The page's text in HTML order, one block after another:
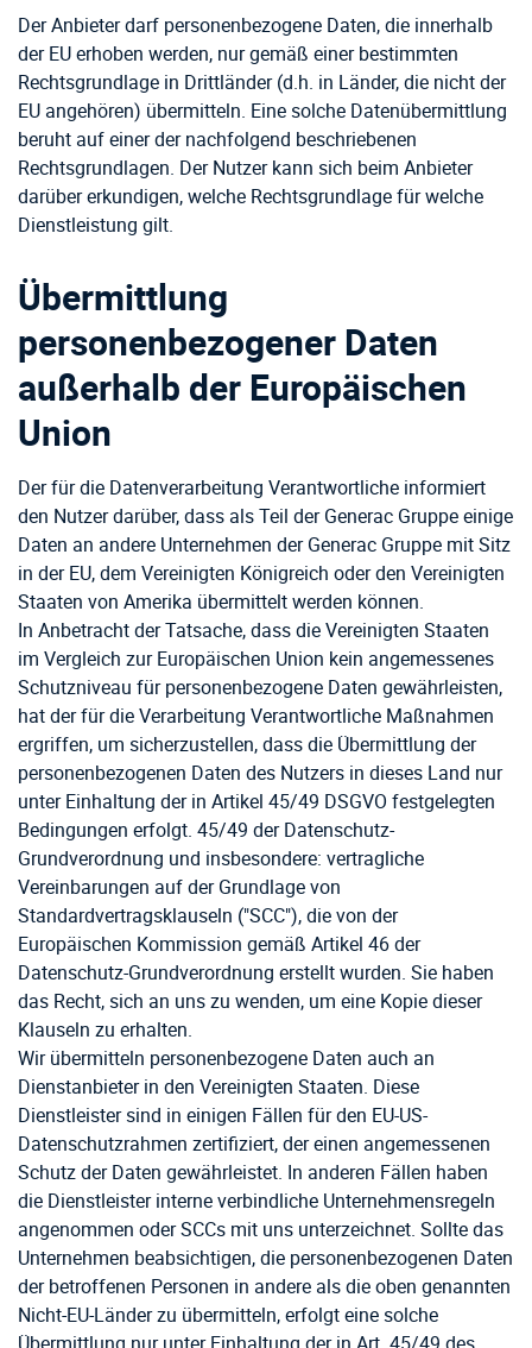
Der Anbieter darf personenbezogene Daten, die innerhalb
der EU erhoben werden, nur gemäß einer bestimmten
Rechtsgrundlage in Drittländer (d.h. in Länder, die nicht der
EU angehören) übermitteln. Eine solche Datenübermittlung
beruht auf einer der nachfolgend beschriebenen
Rechtsgrundlagen. Der Nutzer kann sich beim Anbieter
darüber erkundigen, welche Rechtsgrundlage für welche
Dienstleistung gilt.
Übermittlung
personenbezogener Daten
außerhalb der Europäischen
Union
Der für die Datenverarbeitung Verantwortliche informiert
den Nutzer darüber, dass als Teil der Generac Gruppe einige
Daten an andere Unternehmen der Generac Gruppe mit Sitz
in der EU, dem Vereinigten Königreich oder den Vereinigten
Staaten von Amerika übermittelt werden können.
In Anbetracht der Tatsache, dass die Vereinigten Staaten
im Vergleich zur Europäischen Union kein angemessenes
Schutzniveau für personenbezogene Daten gewährleisten,
hat der für die Verarbeitung Verantwortliche Maßnahmen
ergriffen, um sicherzustellen, dass die Übermittlung der
personenbezogenen Daten des Nutzers in dieses Land nur
unter Einhaltung der in Artikel 45/49 DSGVO festgelegten
Bedingungen erfolgt. 45/49 der Datenschutz-
Grundverordnung und insbesondere: vertragliche
Vereinbarungen auf der Grundlage von
Standardvertragsklauseln ("SCC"), die von der
Europäischen Kommission gemäß Artikel 46 der
Datenschutz-Grundverordnung erstellt wurden. Sie haben
das Recht, sich an uns zu wenden, um eine Kopie dieser
Klauseln zu erhalten.
Wir übermitteln personenbezogene Daten auch an
Dienstanbieter in den Vereinigten Staaten. Diese
Dienstleister sind in einigen Fällen für den EU-US-
Datenschutzrahmen zertifiziert, der einen angemessenen
Schutz der Daten gewährleistet. In anderen Fällen haben
die Dienstleister interne verbindliche Unternehmensregeln
angenommen oder SCCs mit uns unterzeichnet. Sollte das
Unternehmen beabsichtigen, die personenbezogenen Daten
der betroffenen Personen in andere als die oben genannten
Nicht-EU-Länder zu übermitteln, erfolgt eine solche
Übermittlung nur unter Einhaltung der in Art. 45/49 des